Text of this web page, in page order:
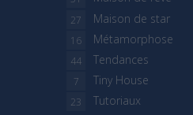
Maison de star
27
Métamorphose
16
Tendances
44
Tiny House
7
Tutoriaux
23